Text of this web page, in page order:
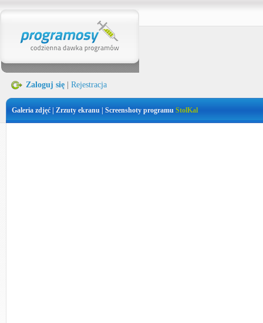
Zaloguj się Rejestracja
Galeria zdjęć | Zrzuty ekranu | Screenshoty programu StolKal